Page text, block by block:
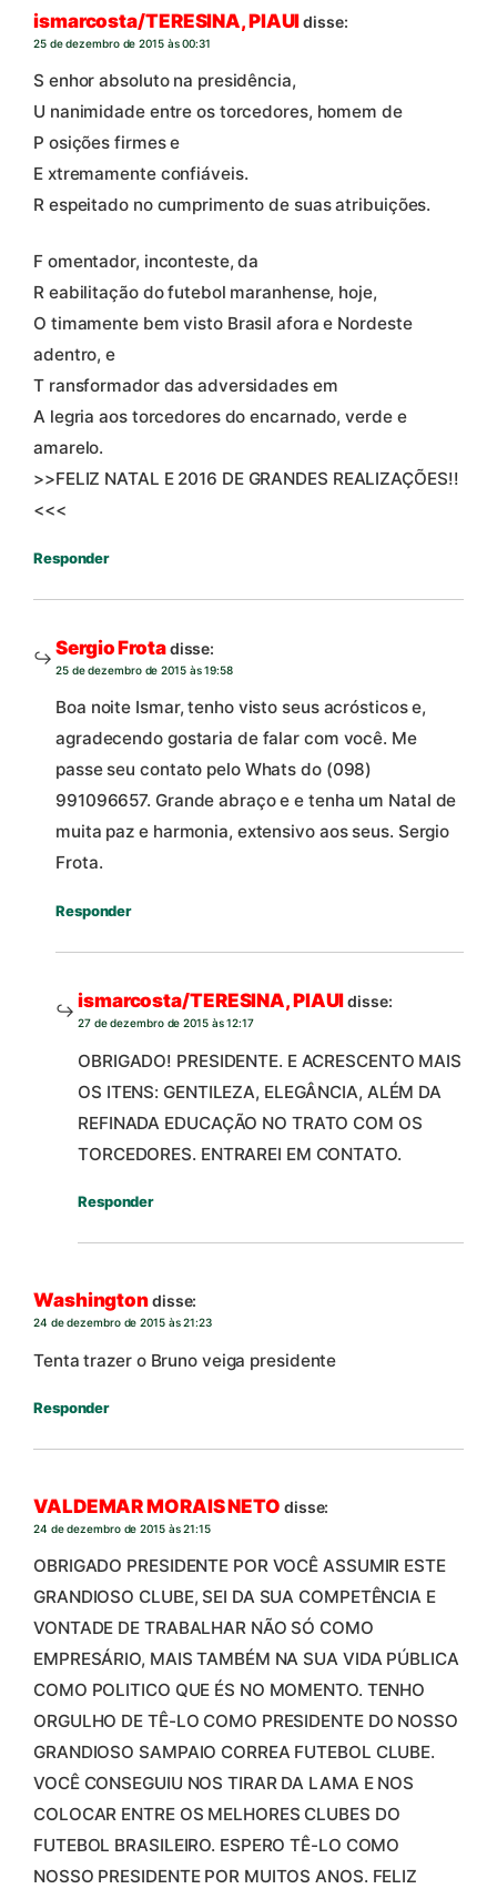
ismarcosta/TERESINA, PIAUIdisse:
25 de dezembro de 2015 às 00:31
S enhor absoluto na presidência,
U nanimidade entre os torcedores, homem de
P osições firmes e
E xtremamente confiáveis.
R espeitado no cumprimento de suas atribuições.
F omentador, inconteste, da
R eabilitação do futebol maranhense, hoje,
O timamente bem visto Brasil afora e Nordeste
adentro, e
T ransformador das adversidades em
A legria aos torcedores do encarnado, verde e
amarelo.
>>FELIZ NATAL E 2016 DE GRANDES REALIZAÇÕES!!
<<<
Responder
Sergio Frotadisse:
25 de dezembro de 2015 às 19:58
Boa noite Ismar, tenho visto seus acrósticos e,
agradecendo gostaria de falar com você. Me
passe seu contato pelo Whats do (098)
991096657. Grande abraço e e tenha um Natal de
muita paz e harmonia, extensivo aos seus. Sergio
Frota.
Responder
ismarcosta/TERESINA, PIAUIdisse:
27 de dezembro de 2015 às 12:17
OBRIGADO! PRESIDENTE. E ACRESCENTO MAIS
OS ITENS: GENTILEZA, ELEGÂNCIA, ALÉM DA
REFINADA EDUCAÇÃO NO TRATO COM OS
TORCEDORES. ENTRAREI EM CONTATO.
Responder
Washingtondisse:
24 de dezembro de 2015 às 21:23
Tenta trazer o Bruno veiga presidente
Responder
VALDEMAR MORAIS NETO disse:
24 de dezembro de 2015 às 21:15
OBRIGADO PRESIDENTE POR VOCÊ ASSUMIR ESTE
GRANDIOSO CLUBE, SEI DA SUA COMPETÊNCIA E
VONTADE DE TRABALHAR NÃO SÓ COMO
EMPRESÁRIO, MAIS TAMBÉM NA SUA VIDA PÚBLICA
COMO POLITICO QUE ÉS NO MOMENTO. TENHO
ORGULHO DE TÊ-LO COMO PRESIDENTE DO NOSSO
GRANDIOSO SAMPAIO CORREA FUTEBOL CLUBE.
VOCÊ CONSEGUIU NOS TIRAR DA LAMA E NOS
COLOCAR ENTRE OS MELHORES CLUBES DO
FUTEBOL BRASILEIRO. ESPERO TÊ-LO COMO
NOSSO PRESIDENTE POR MUITOS ANOS. FELIZ